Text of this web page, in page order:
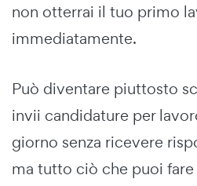
non otterrai il tuo primo
immediatamente.
Può diventare piuttosto
invii candidature per
giorno senza ricevere
ma tutto ciò che puoi